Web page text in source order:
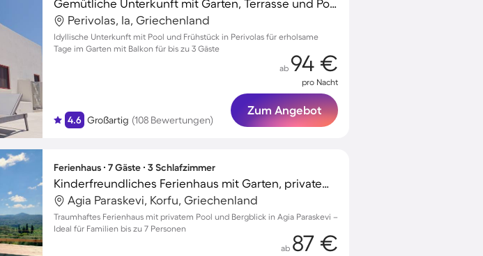
Gemütliche Unterkunft mit Garten, Terrasse und Pool
Perivolas, Ia, Griechenland
Idyllische Unterkunft mit Pool und Frühstück in Perivolas für erholsame
Tage im Garten mit Balkon für bis zu 3 Gäste
4.6 Großartig (108 Bewertungen)
ab 94 €
pro Nacht
Zum Angebot
Ferienhaus ∙ 7 Gäste ∙ 3 Schlafzimmer
Kinderfreundliches Ferienhaus mit Garten, privatem Pool und Grill | Bergblick
Agia Paraskevi, Korfu, Griechenland
Traumhaftes Ferienhaus mit privatem Pool und Bergblick in Agia Paraskevi –
Ideal für Familien bis zu 7 Personen
ab 87 €